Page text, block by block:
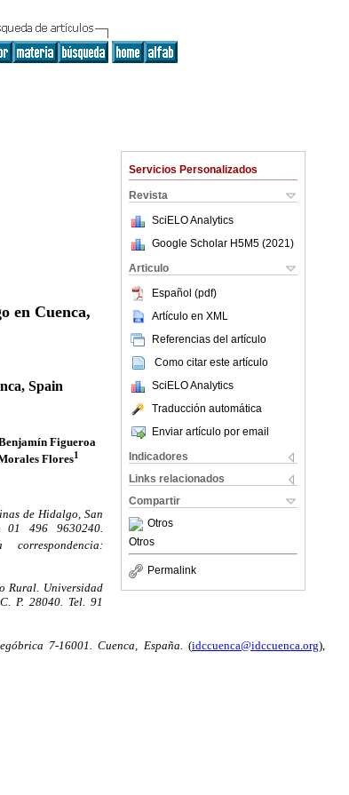
Servicios Personalizados
Revista
SciELO Analytics
Google Scholar H5M5 (2021 )
Articulo
Español (pdf)
Artículo en XML
Referencias del artículo
Como citar este artículo
SciELO Analytics
Traducción automática
Enviar artículo por email
Indicadores
Links relacionados
Compartir
Otros
Otros
Permalink
en Cuenca,
Spain
Figueroa
Flores1
de Hidalgo, San
496 9630240.
Rural. Universidad
P. 28040. Tel. 91
7-16001. Cuenca, España. (idccuenca@idccuenca.org),